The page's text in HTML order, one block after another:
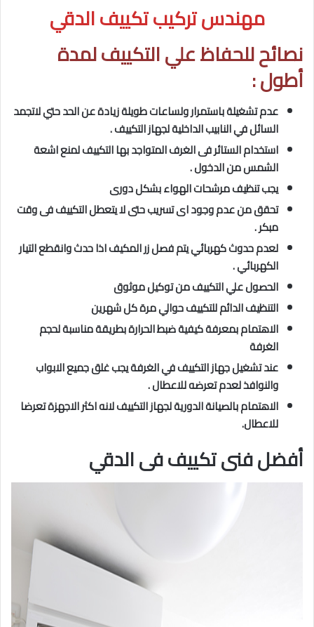
مهندس تركيب تكييف الدقي
نصائح للحفاظ علي التكييف لمدة
أطول :
عدم تشغيلة باستمرار ولساعات طويلة زيادة عن الحد حتي لاتجمد
السائل في النابيب الداخلية لجهاز التكييف .
استخدام الستائر فى الغرف المتواجد بها التكييف لمنع اشعة
الشمس من الدخول .
يجب تنظيف مرشحات الهواء بشكل دورى
تحقق من عدم وجود اى تسريب حتى لا يتعطل التكييف فى وقت
مبكر .
لعدم حدوث كهربائي يتم فصل زر المكيف اذا حدث وانقطع التيار
الكهربائي .
الحصول علي التكييف من توكيل موثوق
التنظيف الدائم للتكييف حوالي مرة كل شهرين
الاهتمام بمعرفة كيفية ضبط الحرارة بطريقة مناسبة لحجم
الغرفة
عند تشغيل جهاز التكييف في الغرفة يجب غلق جميع الابواب
والنوافذ لعدم تعرضه للاعطال .
الاهتمام بالصيانة الدورية لجهاز التكييف لانه اكثر الاجهزة تعرضا
للاعطال.
أفضل فنى تكييف فى الدقي